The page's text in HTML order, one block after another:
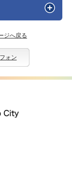
ジへ戻る
ォン